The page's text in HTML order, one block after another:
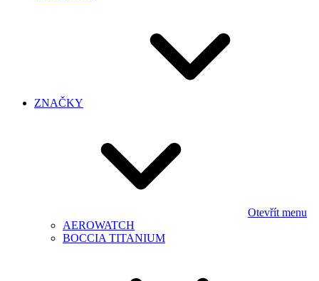
ZNAČKY
Otevřít menu
AEROWATCH
BOCCIA TITANIUM